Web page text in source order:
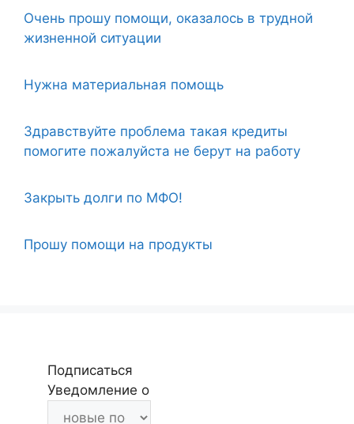
Очень прошу помощи, оказалось в трудной
жизненной ситуации
Нужна материальная помощь
Здравствуйте проблема такая кредиты
помогите пожалуйста не берут на работу
Закрыть долги по МФО!
Прошу помощи на продукты
Подписаться
Уведомление о